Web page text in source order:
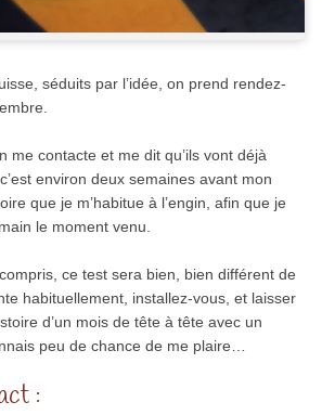
séduits par l’idée, on prend rendez-
me contacte et me dit qu’ils vont déjà
environ deux semaines avant mon
que je m’habitue à l’engin, afin que je
le moment venu.
ce test sera bien, bien différent de
habituellement, installez-vous, et laisser
d’un mois de tête à tête avec un
peu de chance de me plaire…
: